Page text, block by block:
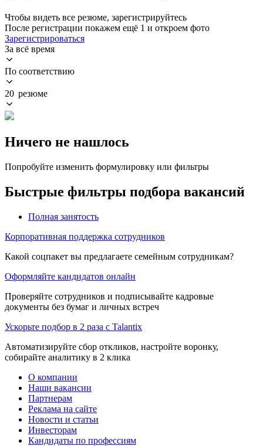
Чтобы видеть все резюме, зарегистрируйтесь
После регистрации покажем ещё 1 и откроем фото
Зарегистрироваться
За всё время
По соответствию
20 резюме
Ничего не нашлось
Попробуйте изменить формулировку или фильтры
Быстрые фильтры подбора вакансий
Полная занятость
Корпоративная поддержка сотрудников
Какой соцпакет вы предлагаете семейным сотрудникам?
Оформляйте кандидатов онлайн
Проверяйте сотрудников и подписывайте кадровые
документы без бумаг и личных встреч
Ускорьте подбор в 2 раза с Talantix
Автоматизируйте сбор откликов, настройте воронку,
собирайте аналитику в 2 клика
О компании
Наши вакансии
Партнерам
Реклама на сайте
Новости и статьи
Инвесторам
Кандидаты по профессиям